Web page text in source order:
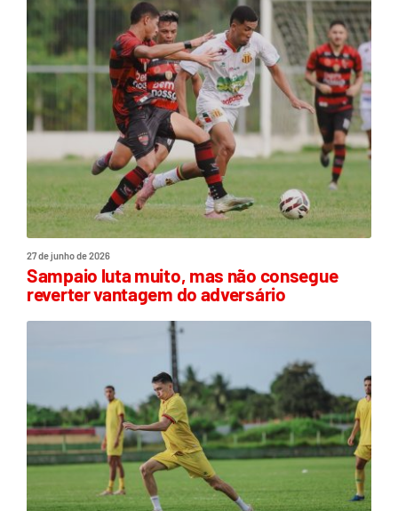
27 de junho de 2026
Sampaio luta muito, mas não consegue
reverter vantagem do adversário